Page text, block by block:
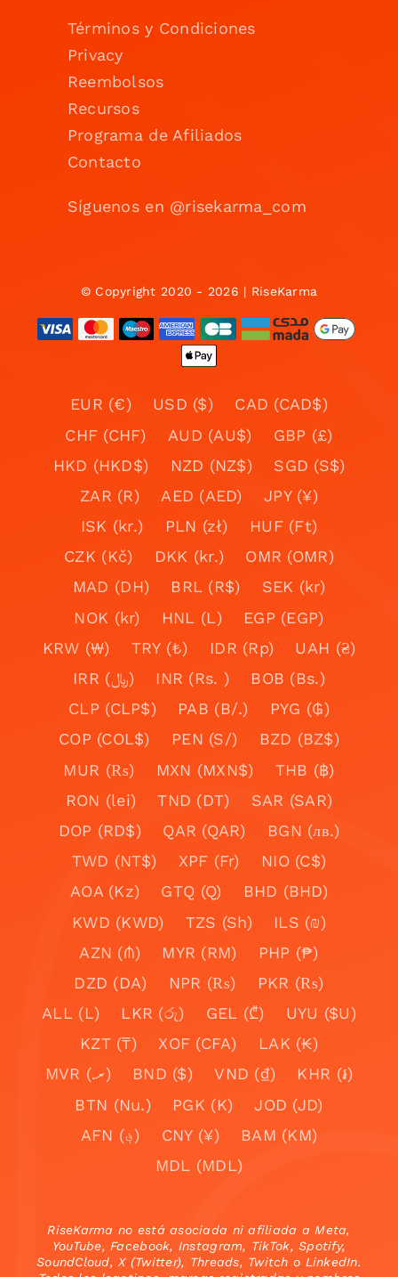
Términos y Condiciones
Privacy
Reembolsos
Recursos
Programa de Afiliados
Contacto
Síguenos en @risekarma_com
© Copyright 2020 - 2026 | RiseKarma
EUR (€) USD ($)
CAD (CAD$)
CHF (CHF)
AUD (AU$)
GBP (£)
HKD (HKD$)
NZD (NZ$)
SGD (S$)
ZAR (R)
AED (AED)
JPY (¥)
ISK (kr.)
PLN (zł)
HUF (Ft)
CZK (Kč)
DKK (kr.)
OMR (OMR)
MAD (DH)
BRL (R$)
SEK (kr)
NOK (kr)
HNL (L)
EGP (EGP)
KRW (₩)
TRY (₺) IDR (Rp)
UAH (₴)
IRR (﷼)
INR (Rs. )
BOB (Bs.)
CLP (CLP$)
PAB (B/.)
PYG (₲)
COP (COL$)
PEN (S/)
BZD (BZ$)
MUR (₨)
MXN (MXN$)
THB (฿)
RON (lei)
TND (DT)
SAR (SAR)
DOP (RD$)
QAR (QAR)
BGN (лв.)
TWD (NT$)
XPF (Fr)
NIO (C$)
AOA (Kz)
GTQ (Q)
BHD (BHD)
KWD (KWD)
TZS (Sh)
ILS (₪)
AZN (₼)
MYR (RM)
PHP (₱)
DZD (DA)
NPR (₨)
PKR (₨)
ALL (L)
LKR (රු) GEL (₾)
UYU ($U)
KZT (₸)
XOF (CFA)
LAK (₭)
MVR (.ރ)
BND ($) VND (₫)
KHR (៛)
BTN (Nu.)
PGK (K)
JOD (JD)
AFN (؋)
CNY (¥)
BAM (KM)
MDL (MDL)
RiseKarma no está asociada ni afiliada a Meta,
YouTube, Facebook, Instagram, TikTok, Spotify,
SoundCloud, X (Twitter), Threads, Twitch o LinkedIn.